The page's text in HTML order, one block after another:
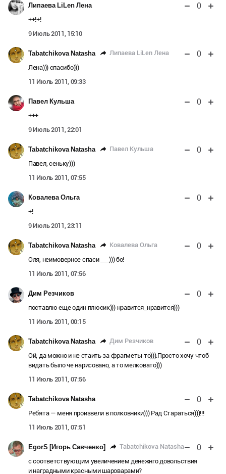
Липаева LiLen Лена 0
++!+!
9 Июль 2011, 15:10
Tabatchikova Natasha Липаева LiLen Лена 0
Лена))) спасибо)))
11 Июль 2011, 09:33
Павел Кульша 0
+++
9 Июль 2011, 22:01
Tabatchikova Natasha Павел Кульша 0
Павел, сеньку)))
11 Июль 2011, 07:55
Ковалева Ольга 0
+!
9 Июль 2011, 23:11
Tabatchikova Natasha Ковалева Ольга 0
Оля, неимоверное спаси ___))) бо!
11 Июль 2011, 07:56
Дим Резчиков 0
поставлю еще один плюсик))) нравится_нравится)))
11 Июль 2011, 00:15
Tabatchikova Natasha Дим Резчиков 0
Ой, да можно и не стаить за фрагметы то))).Просто хочу чтоб
видать было че нарисовано, а то мелковато)))
11 Июль 2011, 07:56
Tabatchikova Natasha 0
Ребята — меня произвели в полковники))) Рад Стараться)))!!!
11 Июль 2011, 07:51
EgorS [Игорь Савченко] Tabatchikova Natasha 0
с соответствующим увеличением денежнго довольствия
и наградными красными шароварами?